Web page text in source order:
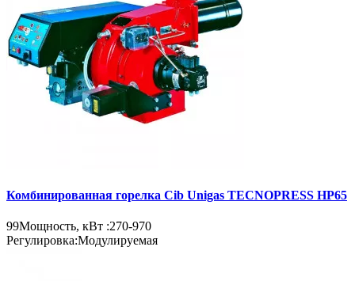
Комбинированная горелка Cib Unigas TECNOPRESS HP65
99Мощность, кВт :270-970
Регулировка:Модулируемая